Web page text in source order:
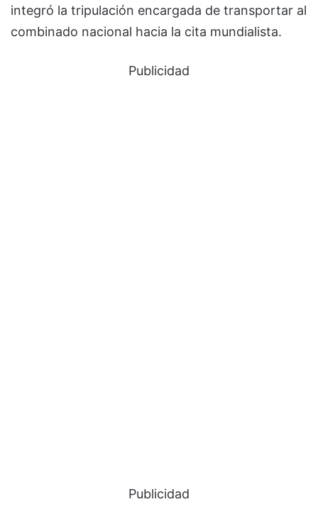
integró la tripulación encargada de transportar al
combinado nacional hacia la cita mundialista.
Publicidad
Publicidad